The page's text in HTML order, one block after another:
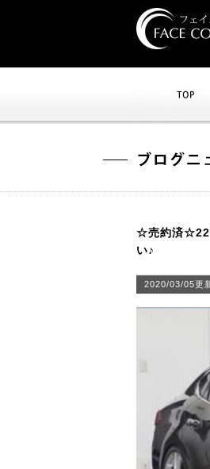
☆売約済☆22
い♪
2020/03/05更